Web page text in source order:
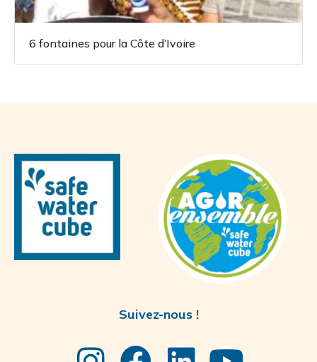
6 fontaines pour la Côte d’Ivoire
Suivez-nous !